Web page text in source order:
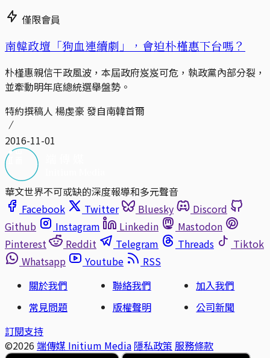
僅限會員
南韓政壇「狗血連續劇」，會迫朴槿惠下台嗎？
朴槿惠親信干政風波，本屆政府岌岌可危，執政黨內部分裂，
並牽動明年底總統選舉盤勢。
特約撰稿人 楊虔豪 發自南韓首爾
2016-11-01
華文世界不可或缺的深度報導和多元聲音
Facebook
Twitter Bluesky
Discord
Github
Instagram Linkedin
Mastodon
Pinterest
Reddit Telegram Threads
Tiktok
Whatsapp
Youtube
RSS
關於我們
聯絡我們
加入我們
常見問題
版權聲明
公司新聞
訂閱支持
©2026 端傳媒 Initium Media 隱私政策 服務條款